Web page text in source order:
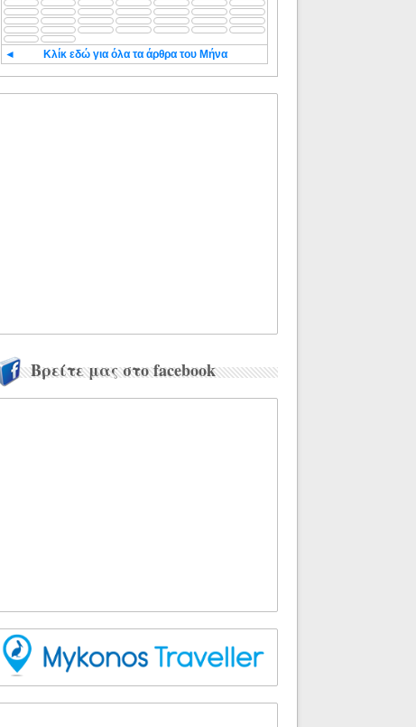
◄ Κλίκ εδώ για όλα τα άρθρα του Μήνα
Βρείτε μας στο facebook